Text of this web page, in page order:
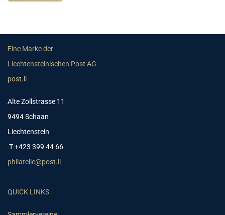
Eine Marke der
Liechtensteinischen Post AG
post.li
Alte Zollstrasse 11
9494 Schaan
Liechtenstein
T +423 399 44 66
philatelie@post.li
QUICK LINKS